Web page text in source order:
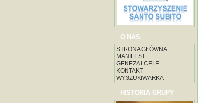
O NAS
STRONA GŁÓWNA
MANIFEST
GENEZA I CELE
KONTAKT
WYSZUKIWARKA
HISTORIA GRUPY